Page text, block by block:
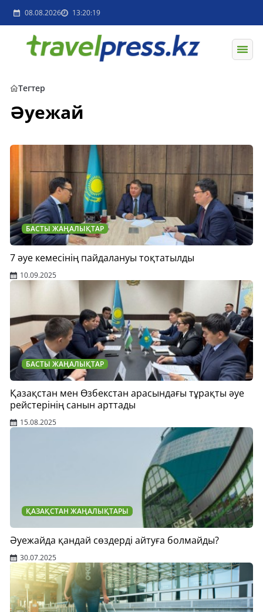
08.08.2026 13:20:19
Тегтер
Әуежай
БАСТЫ ЖАҢАЛЫҚТАР
7 әуе кемесінің пайдалануы тоқтатылды
10.09.2025
БАСТЫ ЖАҢАЛЫҚТАР
Қазақстан мен Өзбекстан арасындағы тұрақты әуе
рейстерінің санын арттады
15.08.2025
ҚАЗАҚСТАН ЖАҢАЛЫҚТАРЫ
Әуежайда қандай сөздерді айтуға болмайды?
30.07.2025